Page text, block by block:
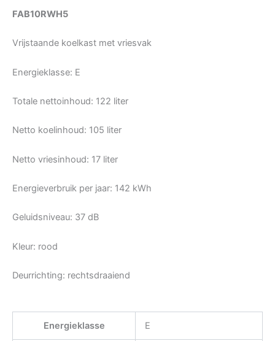
FAB10RWH5
Vrijstaande koelkast met vriesvak
Energieklasse: E
Totale nettoinhoud: 122 liter
Netto koelinhoud: 105 liter
Netto vriesinhoud: 17 liter
Energieverbruik per jaar: 142 kWh
Geluidsniveau: 37 dB
Kleur: rood
Deurrichting: rechtsdraaiend
Energieklasse E